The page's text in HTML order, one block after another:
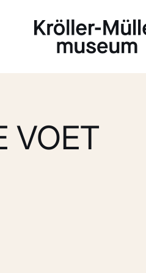
VOET